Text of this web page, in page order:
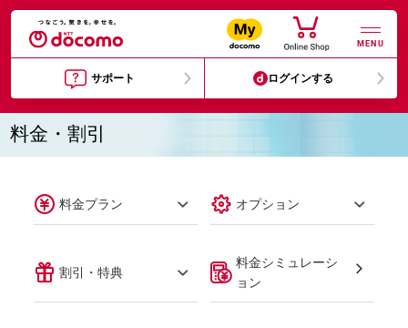
MENU
サポート ログインする
料金・割引
料金プラン オプション
割引・特典
料金シミュレーシ
ョン